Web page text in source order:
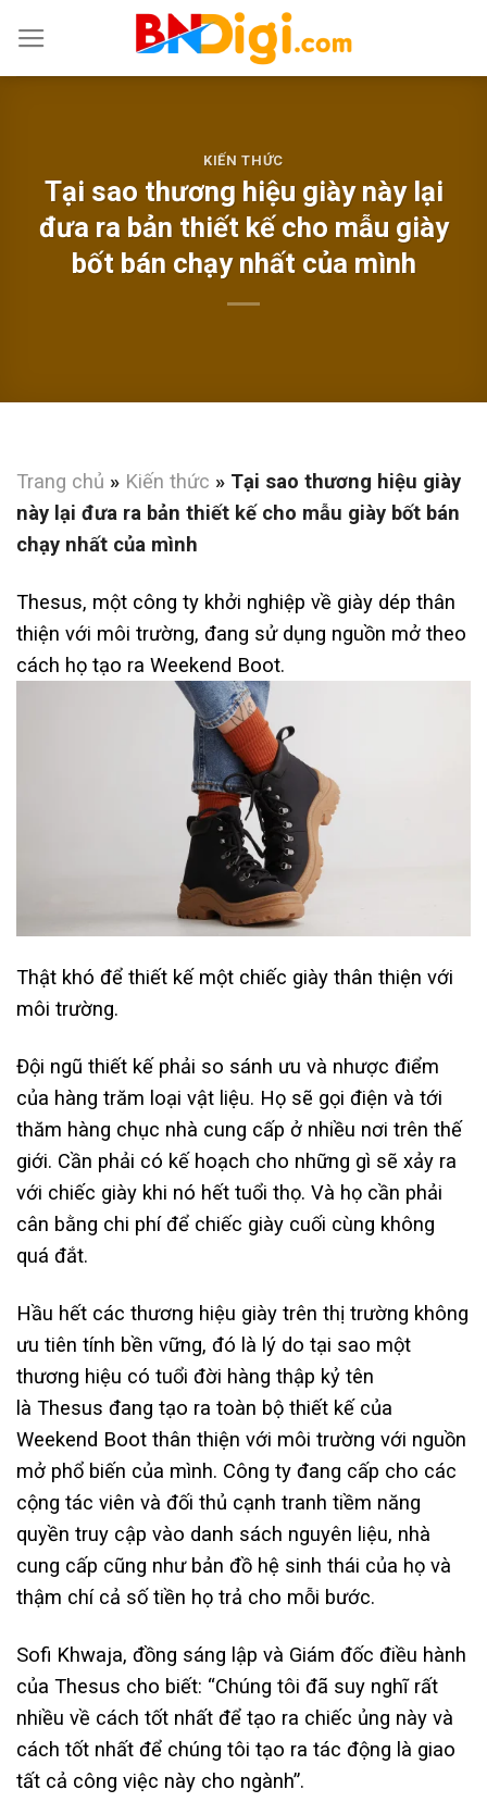
content
KIẾN THỨC
Tại sao thương hiệu giày này lại
đưa ra bản thiết kế cho mẫu giày
bốt bán chạy nhất của mình
Trang chủ » Kiến thức » Tại sao thương hiệu giày
này lại đưa ra bản thiết kế cho mẫu giày bốt bán
chạy nhất của mình
Thesus, một công ty khởi nghiệp về giày dép thân
thiện với môi trường, đang sử dụng nguồn mở theo
cách họ tạo ra Weekend Boot.
Thật khó để thiết kế một chiếc giày thân thiện với
môi trường.
Đội ngũ thiết kế phải so sánh ưu và nhược điểm
của hàng trăm loại vật liệu. Họ sẽ gọi điện và tới
thăm hàng chục nhà cung cấp ở nhiều nơi trên thế
giới. Cần phải có kế hoạch cho những gì sẽ xảy ra
với chiếc giày khi nó hết tuổi thọ. Và họ cần phải
cân bằng chi phí để chiếc giày cuối cùng không
quá đắt.
Hầu hết các thương hiệu giày trên thị trường không
ưu tiên tính bền vững, đó là lý do tại sao một
thương hiệu có tuổi đời hàng thập kỷ tên
là Thesus đang tạo ra toàn bộ thiết kế của
Weekend Boot thân thiện với môi trường với nguồn
mở phổ biến của mình. Công ty đang cấp cho các
cộng tác viên và đối thủ cạnh tranh tiềm năng
quyền truy cập vào danh sách nguyên liệu, nhà
cung cấp cũng như bản đồ hệ sinh thái của họ và
thậm chí cả số tiền họ trả cho mỗi bước.
Sofi Khwaja, đồng sáng lập và Giám đốc điều hành
của Thesus cho biết: “Chúng tôi đã suy nghĩ rất
nhiều về cách tốt nhất để tạo ra chiếc ủng này và
cách tốt nhất để chúng tôi tạo ra tác động là giao
tất cả công việc này cho ngành”.